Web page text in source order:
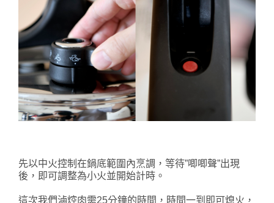
先以中火控制在鍋底範圍內烹調，等待”唧唧聲”出現
後，即可調整為小火並開始計時。
這次我們滷焢肉需25分鐘的時間，時間一到即可熄火，